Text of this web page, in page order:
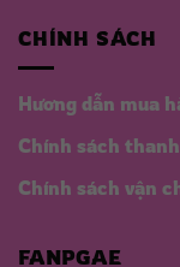
CHÍNH SÁCH
Hương dẫn mua
Chính sách
Chính sách vận
FANPGAE